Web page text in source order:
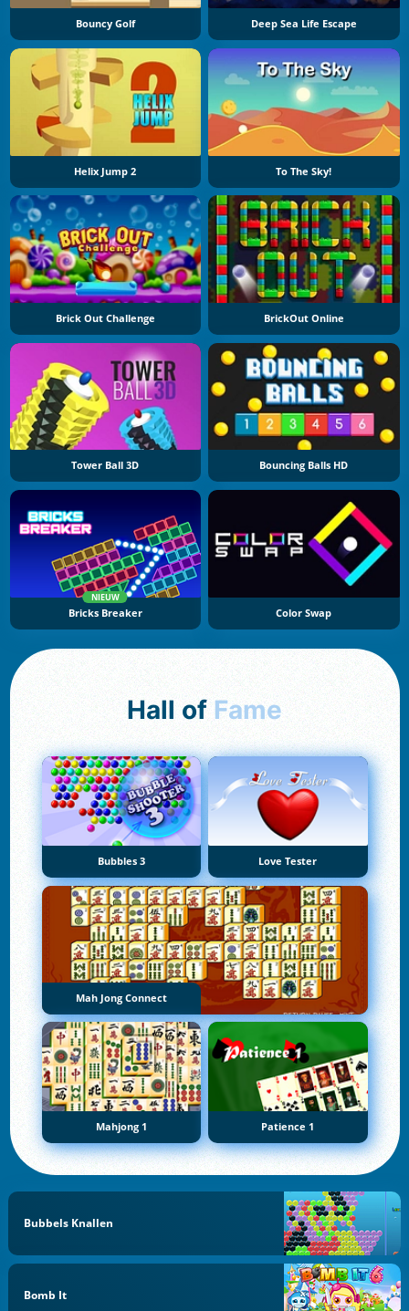
Bouncy Golf Deep Sea Life Escape
Helix Jump 2 To The Sky!
Brick Out Challenge BrickOut Online
Tower Ball 3D Bouncing Balls HD
NIEUW
Bricks Breaker Color Swap
Hall of Fame
Bubbles 3 Love Tester
Mah Jong Connect
Mahjong 1 Patience 1
Bubbels Knallen
Bomb It